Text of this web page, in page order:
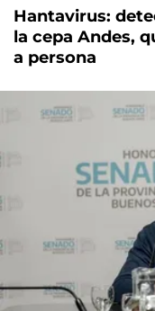
Hantavirus:
la cepa Andes,
a persona